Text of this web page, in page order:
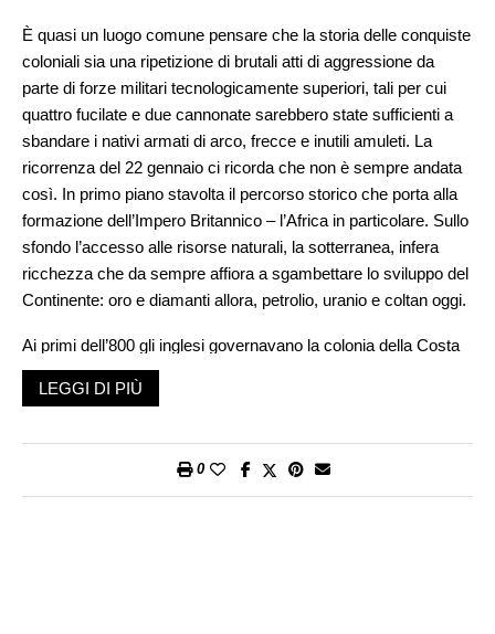
È quasi un luogo comune pensare che la storia delle conquiste
coloniali sia una ripetizione di brutali atti di aggressione da
parte di forze militari tecnologicamente superiori, tali per cui
quattro fucilate e due cannonate sarebbero state sufficienti a
sbandare i nativi armati di arco, frecce e inutili amuleti. La
ricorrenza del 22 gennaio ci ricorda che non è sempre andata
così. In primo piano stavolta il percorso storico che porta alla
formazione dell’Impero Britannico – l’Africa in particolare. Sullo
sfondo l’accesso alle risorse naturali, la sotterranea, infera
ricchezza che da sempre affiora a sgambettare lo sviluppo del
Continente: oro e diamanti allora, petrolio, uranio e coltan oggi.
Ai primi dell’800 gli inglesi governavano la colonia della Costa
d’Oro, oggi Ghana, commerciando in oro e schiavi col potente
impero degli Ashanti che controllava le fonti di entrambe. Alleati
in incidenti di ogni sorta fra i locali. In seguito a un pasticciaccio
LEGGI DI PIÙ
0